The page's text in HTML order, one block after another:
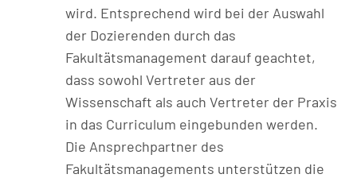
wird. Entsprechend wird bei der Auswahl
der Dozierenden durch das
Fakultätsmanagement darauf geachtet,
dass sowohl Vertreter aus der
Wissenschaft als auch Vertreter der Praxis
in das Curriculum eingebunden werden.
Die Ansprechpartner des
Fakultätsmanagements unterstützen die